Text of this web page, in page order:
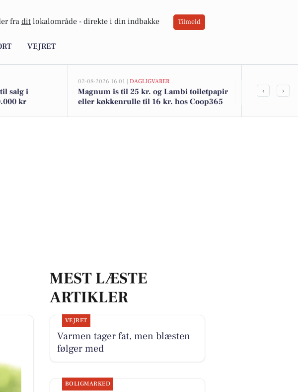
fra dit lokalområde - direkte i din indbakke Tilmeld
VEJRET
salg i
kr
02-08-2026 16:01 | DAGLIGVARER
Magnum is til 25 kr. og Lambi toiletpapir
eller køkkenrulle til 16 kr. hos Coop365
Lundevej
‹ ›
MEST LÆSTE
ARTIKLER
VEJRET
Varmen tager fat, men blæsten
følger med
BOLIGMARKED